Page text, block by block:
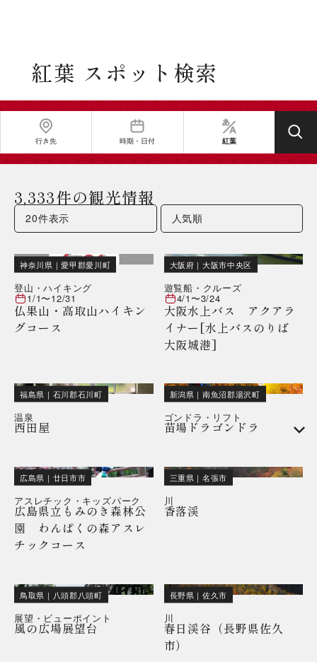
紅葉 スポット検索
行き先 時期・日付 紅葉
3,333件の観光情報
神奈川県 ｜愛甲郡愛川町
登山・ハイキング
1/1〜12/31
仏果山・高取山ハイキン
グコース
大阪府 ｜大阪市中央区
遊覧船・クルーズ
4/1〜3/24
大阪水上バス アクアラ
イナー[水上バスのりば
大阪城港]
福島県 ｜ 石川郡石川町
温泉
西田屋
新潟県 ｜南魚沼郡湯沢町
ゴンドラ・リフト
苗場ドラゴンドラ
広島県 ｜ 廿日市市
アスレチック・キッズパーク
広島県立もみのき森林公
園 わんぱくの森アスレ
チックコース
三重県 ｜名張市
川
香落渓
鳥取県 ｜ 八頭郡八頭町
展望・ビューポイント
風の広場展望台
長野県 ｜佐久市
川
春日渓谷（長野県佐久
市）